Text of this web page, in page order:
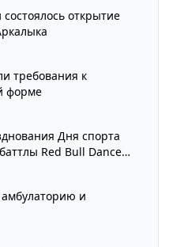
открытие
требования к
форме
Дня спорта
Red Bull Dance
и